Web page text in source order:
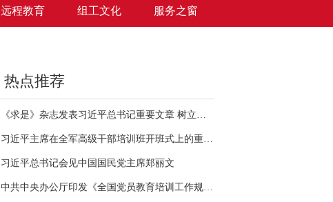
远程教育 组工文化 服务之窗
热点推荐
《求是》杂志发表习近平总书记重要文章 树立和践行正确政绩观
习近平主席在全军高级干部培训班开班式上的重要讲话引领全军开展思想整风、深化政治整训
习近平总书记会见中国国民党主席郑丽文
中共中央办公厅印发《全国党员教育培训工作规划（2024－2028年）》